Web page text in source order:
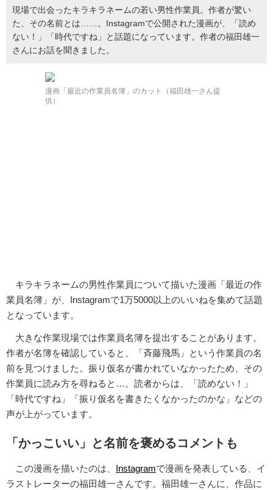
現場で出会ったキラキラネームの若い男性作業員。作者が驚い
た、その名前とは……。Instagramで公開された漫画が、「読め
ない！」「時代ですね」と話題になっています。作者の福田雄一
さんにお話を聞きました。
漫画「最近の作業員名簿」のカット（福田雄一さん提
供）
キラキラネームの男性作業員について描いた漫画「最近の作
業員名簿」が、Instagramで1万5000以上のいいねを集めて話題
となっています。
大きな作業現場では作業員名簿を提出することがあります。
作者が名簿を確認していると、「斉藤飛馬」という作業員の名
前を見つけました。振り仮名が書かれていなかったため、その
作業員に読み方を尋ねると…。読者からは、「読めない！」
「時代ですね」「振り仮名を書きたくなかったのかな」などの
声が上がっています。
「かっこいい」と名前を褒めるコメントも
この漫画を描いたのは、 Instagramで漫画を発表している、イ
ラストレーターの福田雄一さんです。福田雄一さんに、作品に